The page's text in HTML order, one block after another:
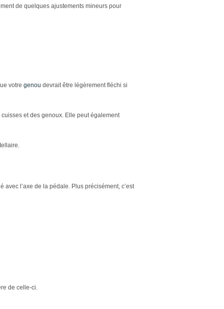
de quelques ajustements mineurs pour
votre genou devrait être légèrement fléchi si
cuisses et des genoux. Elle peut également
l’axe de la pédale. Plus précisément, c’est
de celle-ci.